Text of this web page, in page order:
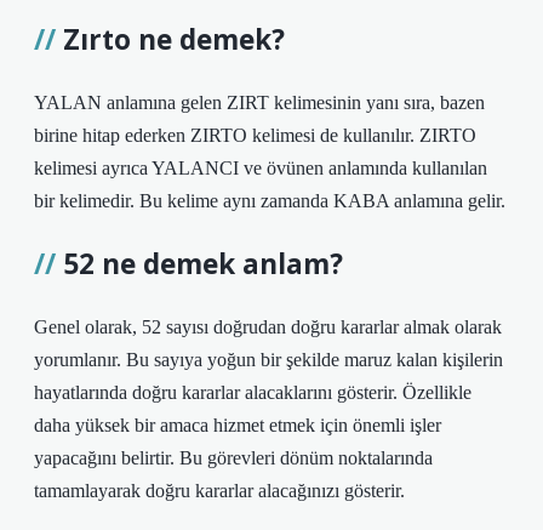
Zırto ne demek?
YALAN anlamına gelen ZIRT kelimesinin yanı sıra, bazen
birine hitap ederken ZIRTO kelimesi de kullanılır. ZIRTO
kelimesi ayrıca YALANCI ve övünen anlamında kullanılan
bir kelimedir. Bu kelime aynı zamanda KABA anlamına gelir.
52 ne demek anlam?
Genel olarak, 52 sayısı doğrudan doğru kararlar almak olarak
yorumlanır. Bu sayıya yoğun bir şekilde maruz kalan kişilerin
hayatlarında doğru kararlar alacaklarını gösterir. Özellikle
daha yüksek bir amaca hizmet etmek için önemli işler
yapacağını belirtir. Bu görevleri dönüm noktalarında
tamamlayarak doğru kararlar alacağınızı gösterir.